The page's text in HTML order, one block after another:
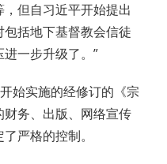
但自习近平开始提出
括地下基督教会信徒
一步升级了。”
始实施的经修订的《宗
务、出版、网络宣传
严格的控制。